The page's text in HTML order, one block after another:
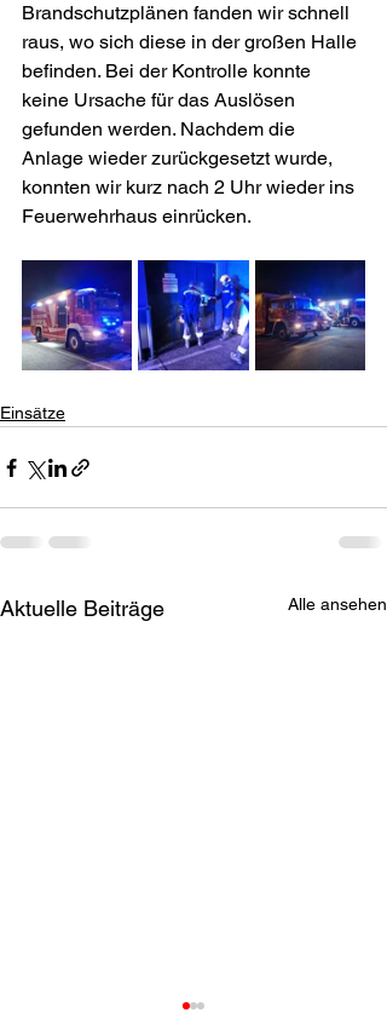
Brandschutzplänen fanden wir schnell
raus, wo sich diese in der großen Halle
befinden. Bei der Kontrolle konnte
keine Ursache für das Auslösen
gefunden werden. Nachdem die
Anlage wieder zurückgesetzt wurde,
konnten wir kurz nach 2 Uhr wieder ins
Feuerwehrhaus einrücken.
Einsätze
Aktuelle Beiträge Alle ansehen